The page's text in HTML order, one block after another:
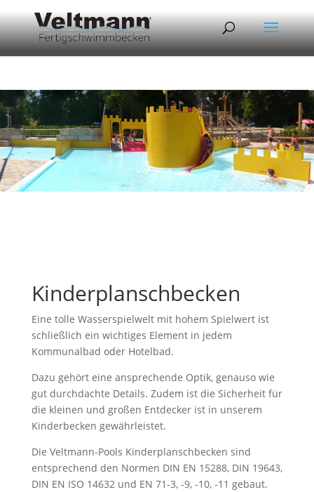
Kinderplanschbecken
Eine tolle Wasserspielwelt mit hohem Spielwert ist
schließlich ein wichtiges Element in jedem
Kommunalbad oder Hotelbad.
Dazu gehört eine ansprechende Optik, genauso wie
gut durchdachte Details. Zudem ist die Sicherheit für
die kleinen und großen Entdecker ist in unserem
Kinderbecken gewährleistet.
Die Veltmann-Pools Kinderplanschbecken sind
entsprechend den Normen DIN EN 15288, DIN 19643,
DIN EN ISO 14632 und EN 71-3, -9, -10, -11 gebaut.